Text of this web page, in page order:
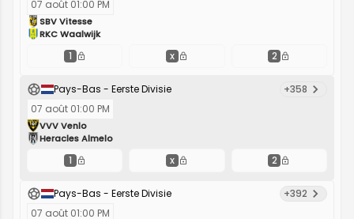
07 août 01:00 PM
SBV Vitesse
RKC Waalwijk
1 x 2
Pays-Bas - Eerste Divisie
+358
07 août 01:00 PM
VVV Venlo
Heracles Almelo
1 x 2
Pays-Bas - Eerste Divisie
+392
07 août 01:00 PM